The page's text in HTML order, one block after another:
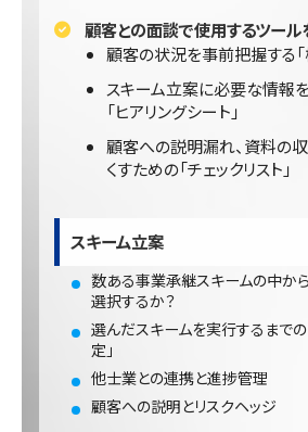
顧客との面談で使用するツール
顧客の状況を事前把握する「
スキーム立案に必要な情報
「ヒアリングシート」
顧客への説明漏れ、資料の
くすための「チェックリスト
スキーム立案
数ある事業承継スキームの中か
選択するか？
選んだスキームを実行するまで
定」
他士業との連携と進捗管理
顧客への説明とリスクヘッジ